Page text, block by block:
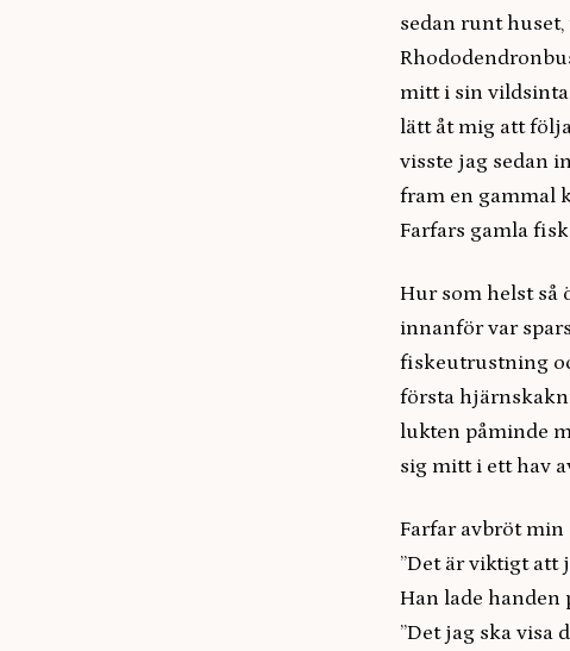
sedan runt
mitt i sin
lätt åt mig att
visste jag sedan
fram en gammal
Farfars gamla
Hur som helst så
innanför var
fiskeutrustning
första
lukten påminde
sig mitt i ett hav
Farfar avbröt
”Det är viktigt att
Han lade handen
”Det jag ska visa